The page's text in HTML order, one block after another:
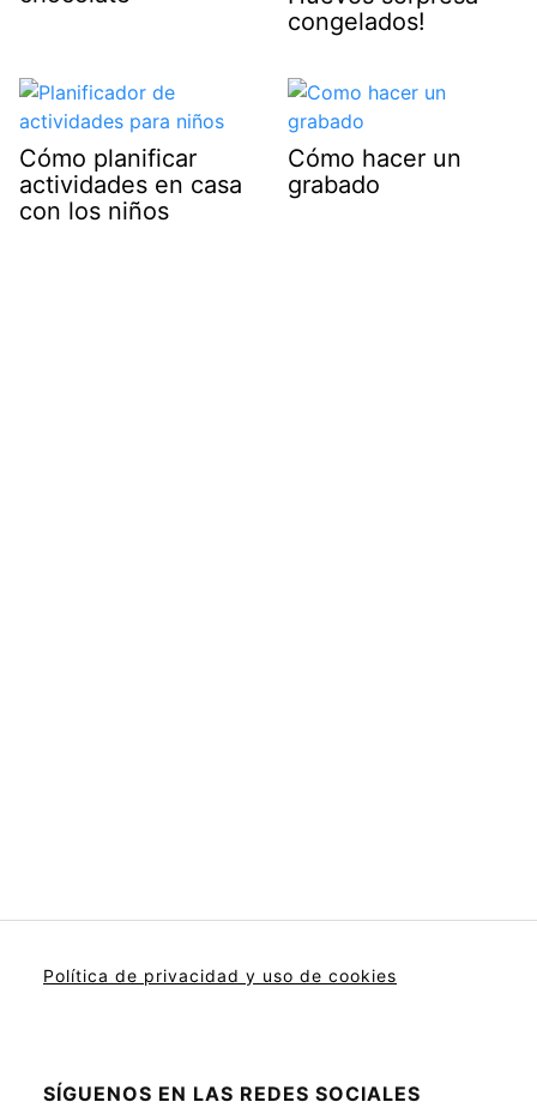
congelados!
Cómo planificar
actividades en casa
con los niños
Cómo hacer un
grabado
Política de privacidad y uso de cookies
SÍGUENOS EN LAS REDES SOCIALES